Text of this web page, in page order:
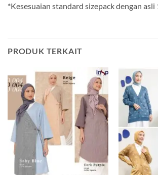
*Kesesuaian standard sizepack dengan asli
PRODUK TERKAIT